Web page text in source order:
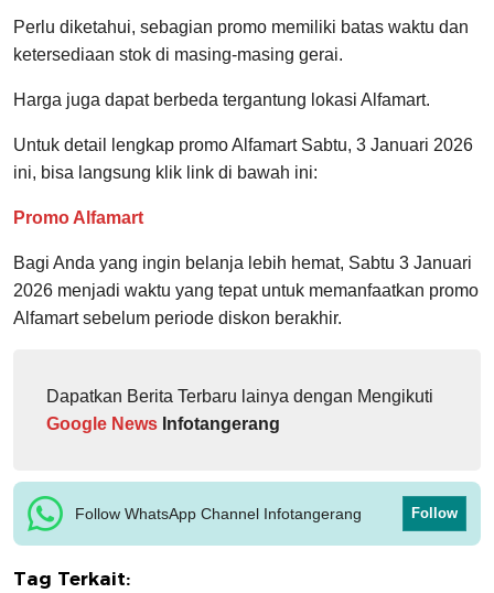
Perlu diketahui, sebagian promo memiliki batas waktu dan
ketersediaan stok di masing-masing gerai.
Harga juga dapat berbeda tergantung lokasi Alfamart.
Untuk detail lengkap promo Alfamart Sabtu, 3 Januari 2026
ini, bisa langsung klik link di bawah ini:
Promo Alfamart
Bagi Anda yang ingin belanja lebih hemat, Sabtu 3 Januari
2026 menjadi waktu yang tepat untuk memanfaatkan promo
Alfamart sebelum periode diskon berakhir.
Dapatkan Berita Terbaru lainya dengan Mengikuti
Google News Infotangerang
Follow WhatsApp Channel Infotangerang Follow
Tag Terkait: